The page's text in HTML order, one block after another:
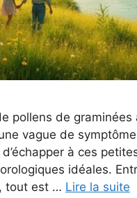
pollens de
vague de
à ces
idéales.
tout est … Lire la suite